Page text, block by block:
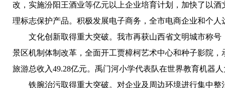
改，实施汾阳王酒业等亿元以上企业培育计划，加快了以
理标志保护产品。积极发展电子商务，全市电商企业和个
文化创新取得重大突破。 我市再获山西省文明城市称
景区机制体制改革，全面开工贾樟柯艺术中心和种子影院
旅游总收入49.28亿元。禹门河小学代表队在世界教育机器
铁腕治污取得重大突破。 对企业及周边环境进行集中整